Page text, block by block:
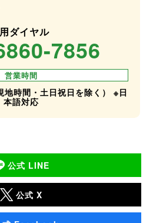
ダイヤル
7856
営業時間
地時間・土日祝日を除く） ※日
本語対応
公式 LINE
公式 X